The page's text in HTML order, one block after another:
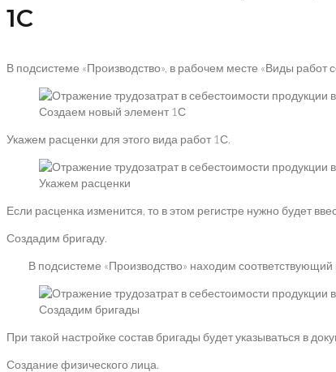
1С
В подсистеме «Производство», в рабочем месте «Виды работ
Создаем новый элемент 1С
Укажем расценки для этого вида работ 1С.
Укажем расценки
Если расценка изменится, то в этом регистре нужно будет
Создадим бригаду.
В подсистеме «Производство» находим соответствующий
Создадим бригады
При такой настройке состав бригады будет указываться в
Создание физического лица.